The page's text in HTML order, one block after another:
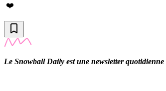
❤️
Le Snowball Daily est une newsletter